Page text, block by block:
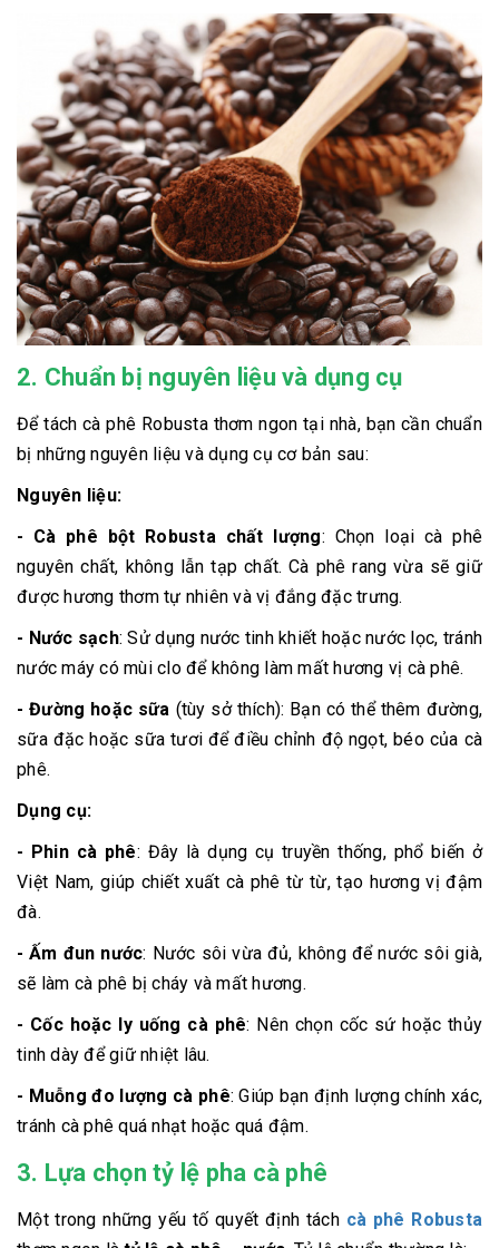
2. Chuẩn bị nguyên liệu và dụng cụ
Để tách cà phê Robusta thơm ngon tại nhà, bạn cần chuẩn
bị những nguyên liệu và dụng cụ cơ bản sau:
Nguyên liệu:
- Cà phê bột Robusta chất lượng: Chọn loại cà phê
nguyên chất, không lẫn tạp chất. Cà phê rang vừa sẽ giữ
được hương thơm tự nhiên và vị đắng đặc trưng.
- Nước sạch: Sử dụng nước tinh khiết hoặc nước lọc, tránh
nước máy có mùi clo để không làm mất hương vị cà phê.
- Đường hoặc sữa (tùy sở thích): Bạn có thể thêm đường,
sữa đặc hoặc sữa tươi để điều chỉnh độ ngọt, béo của cà
phê.
Dụng cụ:
- Phin cà phê: Đây là dụng cụ truyền thống, phổ biến ở
Việt Nam, giúp chiết xuất cà phê từ từ, tạo hương vị đậm
đà.
- Ấm đun nước: Nước sôi vừa đủ, không để nước sôi già,
sẽ làm cà phê bị cháy và mất hương.
- Cốc hoặc ly uống cà phê: Nên chọn cốc sứ hoặc thủy
tinh dày để giữ nhiệt lâu.
- Muỗng đo lượng cà phê: Giúp bạn định lượng chính xác,
tránh cà phê quá nhạt hoặc quá đậm.
3. Lựa chọn tỷ lệ pha cà phê
Một trong những yếu tố quyết định tách cà phê Robusta